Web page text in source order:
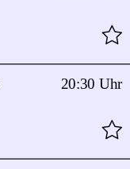
20:30 Uhr